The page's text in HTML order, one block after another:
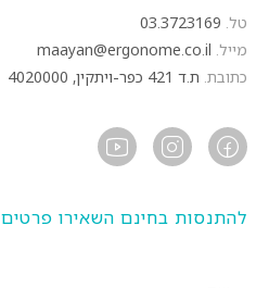
טל. 03.3723169
מייל. maayan@ergonome.co.il
כתובת. ת.ד 421 כפר-ויתקין, 4020000
להתנסות בחינם השאירו פרטים